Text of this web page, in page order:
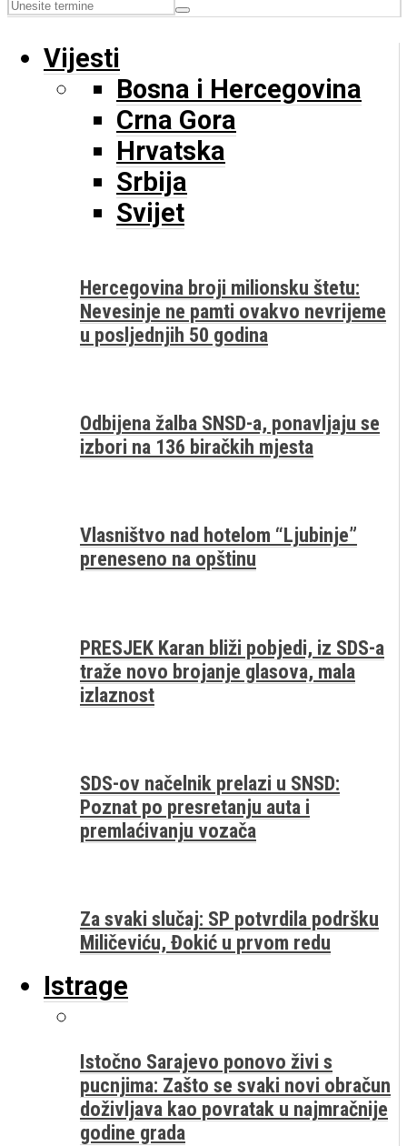
Vijesti
Bosna i Hercegovina
Crna Gora
Hrvatska
Srbija
Svijet
Hercegovina broji milionsku štetu:
Nevesinje ne pamti ovakvo nevrijeme
u posljednjih 50 godina
Odbijena žalba SNSD-a, ponavljaju se
izbori na 136 biračkih mjesta
Vlasništvo nad hotelom “Ljubinje”
preneseno na opštinu
PRESJEK Karan bliži pobjedi, iz SDS-a
traže novo brojanje glasova, mala
izlaznost
SDS-ov načelnik prelazi u SNSD:
Poznat po presretanju auta i
premlaćivanju vozača
Za svaki slučaj: SP potvrdila podršku
Miličeviću, Đokić u prvom redu
Istrage
Istočno Sarajevo ponovo živi s
pucnjima: Zašto se svaki novi obračun
doživljava kao povratak u najmračnije
godine grada